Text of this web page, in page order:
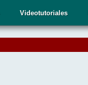
Videotutoriales